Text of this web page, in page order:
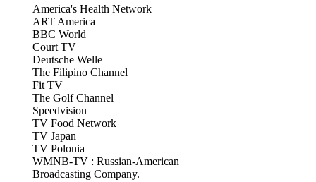
America's Health Network
ART America
BBC World
Court TV
Deutsche Welle
The Filipino Channel
Fit TV
The Golf Channel
Speedvision
TV Food Network
TV Japan
TV Polonia
WMNB-TV : Russian-American
Broadcasting Company.